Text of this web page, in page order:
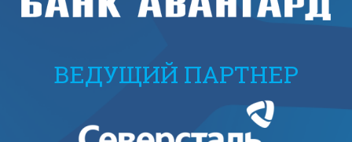
ВЕДУЩИЙ ПАРТНЕР